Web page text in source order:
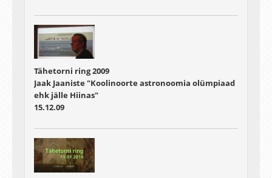
Tähetorni ring 2009
Jaak Jaaniste "Koolinoorte astronoomia olümpiaad
ehk jälle Hiinas"
15.12.09